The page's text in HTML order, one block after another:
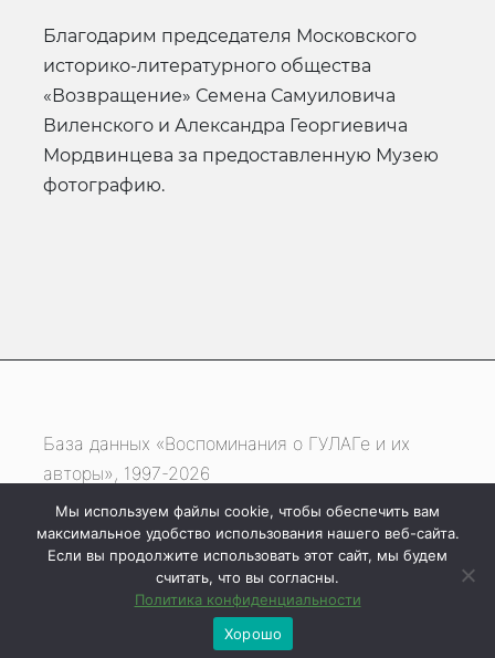
Благодарим председателя Московского
историко-литературного общества
«Возвращение» Семена Самуиловича
Виленского и Александра Георгиевича
Мордвинцева за предоставленную Музею
фотографию.
База данных «Воспоминания о ГУЛАГе и их
авторы», 1997-2026
Если вы нашли ошибку, выделите фрагмент
текста и нажмите одновременно
клавиши Ctrl
Мы используем файлы cookie, чтобы обеспечить вам
максимальное удобство использования нашего веб-сайта.
Если вы продолжите использовать этот сайт, мы будем
считать, что вы согласны.
Политика конфиденциальности
Хорошо